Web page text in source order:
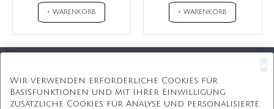
+ WARENKORB + WARENKORB
Kostenlose Geschenkbox
Wir verwenden erforderliche Cookies für
Basisfunktionen und mit Ihrer Einwilligung
zusätzliche Cookies für Analyse und personalisierte